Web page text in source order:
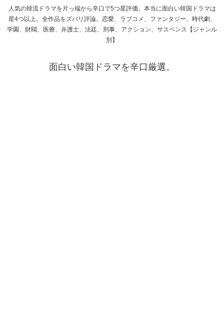
人気の韓流ドラマを片っ端から辛口で5つ星評価。本当に面白い韓国ドラマは
星4つ以上。全作品をズバリ評論。恋愛、ラブコメ、ファンタジー、時代劇、
学園、財閥、医療、弁護士、法廷、刑事、アクション、サスペンス【ジャンル
別】
面白い韓国ドラマを辛口厳選。